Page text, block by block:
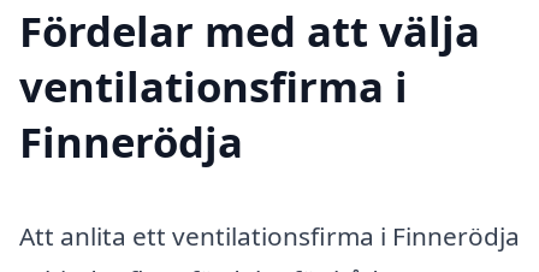
Fördelar med att välja
ventilationsfirma i
Finnerödja
Att anlita ett ventilationsfirma i Finnerödja